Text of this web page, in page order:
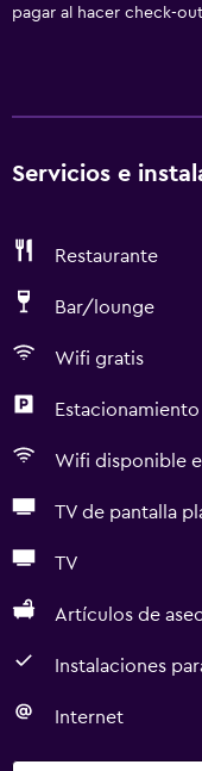
pagar al hacer check-
Servicios e
Restaurante
Bar/lounge
Wifi gratis
Wifi disponible
TV de pantalla
TV
Artículos de
Instalaciones
Internet